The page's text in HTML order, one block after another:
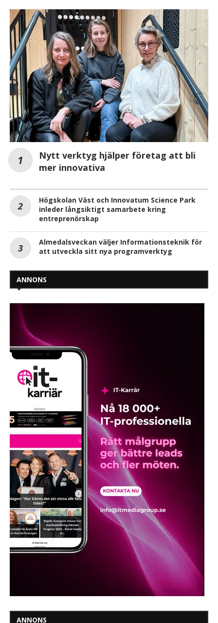
Nytt verktyg hjälper företag att bli
mer innovativa
Högskolan Väst och Innovatum Science Park
inleder långsiktigt samarbete kring
entreprenörskap
Almedalsveckan väljer Informationsteknik för
att utveckla sitt nya programverktyg
ANNONS
ANNONS